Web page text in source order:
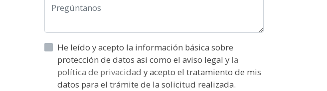
He leído y acepto la información básica sobre
protección de datos asi como el aviso legal y la
política de privacidad y acepto el tratamiento de mis
datos para el trámite de la solicitud realizada.